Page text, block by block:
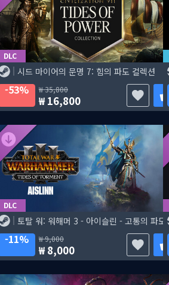
DLC
시드 마이어의 문명 7: 힘의 파도 컬렉션
53% 35,800
16,800
DLC
토탈 워: 워해머 3 - 아이슬린 - 고통의 파도
11% 9,000
8,000